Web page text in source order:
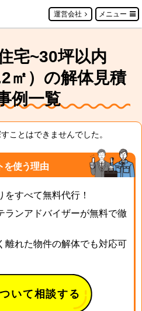
運営会社 メニュー
宅~30坪以内
㎡）の解体見積
例一覧
ことはできませんでした。
を使う理由
すべて無料代行！
ランアドバイザーが無料で徹
離れた物件の解体でも対応可
いて相談する